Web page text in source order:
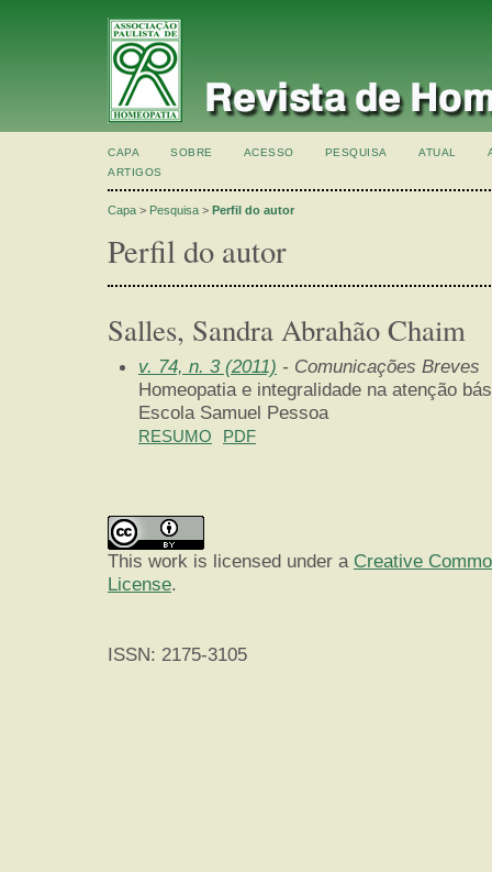
CAPA SOBRE ACESSO PESQUISA ATUAL
ARTIGOS
Capa > Pesquisa > Perfil do autor
Perfil do autor
Salles, Sandra Abrahão Chaim
v. 74, n. 3 (2011) - Comunicações Breves
Homeopatia e integralidade na atenção
Escola Samuel Pessoa
RESUMO PDF
This work is licensed under a Creative
License.
ISSN: 2175-3105